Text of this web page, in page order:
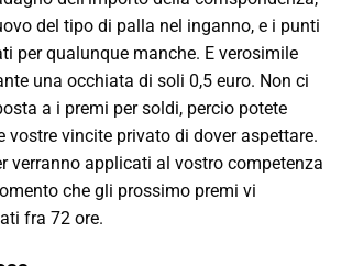
del tipo di palla nel inganno, e i punti
per qualunque manche. E verosimile
una occhiata di soli 0,5 euro. Non ci
a i premi per soldi, percio potete
vostre vincite privato di dover aspettare.
verranno applicati al vostro competenza
che gli prossimo premi vi
fra 72 ore.